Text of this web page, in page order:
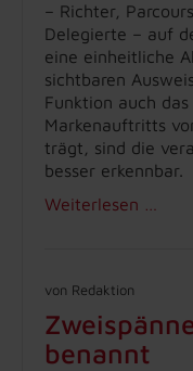
– Richter,
Delegierte – auf
eine einheitliche
sichtbaren
Funktion auch
Markenauftritts
trägt, sind die
besser erkennbar.
Weiterlesen …
von Redaktion
benannt